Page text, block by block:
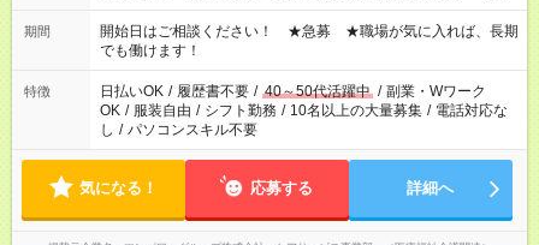
場合、他のお仕事と合わせ週40時間超の就業はご案内できませ
ん ※法令に基づき、週20時間以上勤務は社会保険への加入対象
となります ※労働者派遣法（日雇い派遣の原則禁止）により、
短時間・短期間の就業はご案内が難しい場合があります
期間
開始日はご相談ください！ ★急募 ★職場が気に入れば、長期
でも働けます！
特徴 日払いOK / 履歴書不要 / 40～50代活躍中 / 副業・Wワーク
OK / 服装自由 / シフト勤務 / 10名以上の大量募集 / 電話対応な
し / パソコンスキル不要
気になる！ 応募する 詳細へ